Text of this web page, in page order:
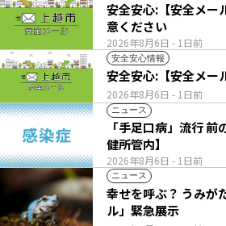
2026年8月6日 - 1日前
安全安心:【安全メー
意ください
安全安心情報
2026年8月6日 - 1日前
安全安心:【安全メー
ニュース
2026年8月6日 - 1日前
「手足口病」流行 前の週の3倍に増加【上越保
健所管内】
ニュース
幸せを呼ぶ？ うみが
ル」緊急展示